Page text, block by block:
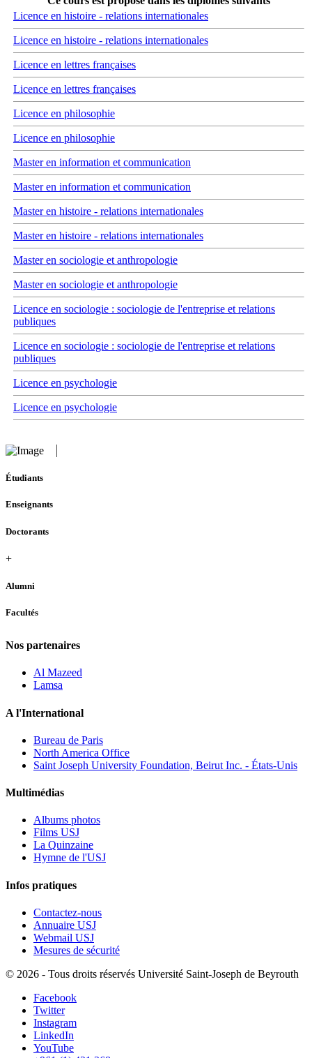
Licence en histoire - relations internationales
Licence en histoire - relations internationales
Licence en lettres françaises
Licence en lettres françaises
Licence en philosophie
Licence en philosophie
Master en information et communication
Master en information et communication
Master en histoire - relations internationales
Master en histoire - relations internationales
Master en sociologie et anthropologie
Master en sociologie et anthropologie
Licence en sociologie : sociologie de l'entreprise et relations
publiques
Licence en sociologie : sociologie de l'entreprise et relations
publiques
Licence en psychologie
Licence en psychologie
Étudiants
Enseignants
Doctorants
+
Alumni
Facultés
Nos partenaires
Al Mazeed
Lamsa
A l'International
Bureau de Paris
North America Office
Saint Joseph University Foundation, Beirut Inc. - États-Unis
Multimédias
Albums photos
Films USJ
La Quinzaine
Hymne de l'USJ
Infos pratiques
Contactez-nous
Annuaire USJ
Webmail USJ
Mesures de sécurité
© 2026 - Tous droits réservés Université Saint-Joseph de Beyrouth
Facebook
Twitter
Instagram
LinkedIn
YouTube